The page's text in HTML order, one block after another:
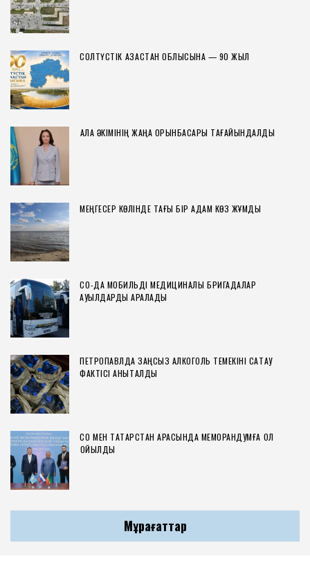
СОЛТҮСТІК ҚАЗАҚСТАН ОБЛЫСЫНА — 90 ЖЫЛ
ҚАЛА ӘКІМІНІҢ ЖАҢА ОРЫНБАСАРЫ ТАҒАЙЫНДАЛДЫ
МЕҢГЕСЕР КӨЛІНДЕ ТАҒЫ БІР АДАМ КӨЗ ЖҰМДЫ
СҚО-ДА МОБИЛЬДІ МЕДИЦИНАЛЫҚ БРИГАДАЛАР
АУЫЛДАРДЫ АРАЛАДЫ
ПЕТРОПАВЛДА ЗАҢСЫЗ АЛКОГОЛЬ ТЕМЕКІНІ САҚТАУ
ФАКТІСІ АНЫҚТАЛДЫ
СҚО МЕН ТАТАРСТАН АРАСЫНДА МЕМОРАНДУМҒА ҚОЛ
ҚОЙЫЛДЫ
Мұрағаттар